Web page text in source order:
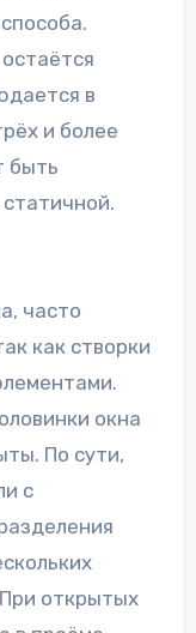
в
и более
быть
часто
как створки
окна
По сути,
с
открытых